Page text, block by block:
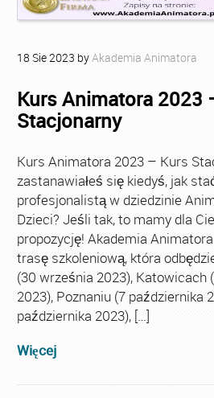
18 Sie2023 byAkademia Animatora
Kurs Animatora 2023
Stacjonarny
Kurs Animatora 2023 – Kurs
zastanawiałeś się kiedyś, jak
profesjonalistą w dziedzinie
Dzieci? Jeśli tak, to mamy dla
propozycję! Akademia
trasę szkoleniową, która
(30 września 2023), Katowicach
2023), Poznaniu (7 października
października 2023), […]
Więcej